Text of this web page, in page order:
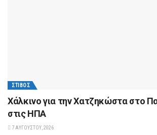
ΣΤΊΒΟΣ
Xάλκινο για την Χατζηκώστα στο
στις ΗΠΑ
7 ΑΥΓΟΎΣΤΟΥ, 2026